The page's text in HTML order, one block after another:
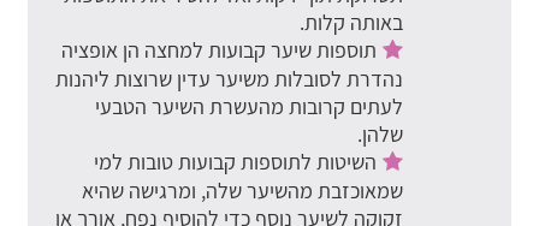
באותה קלות.
תוספות שיער קבועות למחצה הן אופציה
נהדרת לסובלות משיער עדין שרוצות ליהנות
לעתים קרובות מהעשרת השיער הטבעי
שלהן.
השיטות לתוספות קבועות טובות למי
שמאוכזבת מהשיער שלה, ומרגישה שהיא
זקוקה לשיער נוסף כדי להוסיף נפח, אורך או